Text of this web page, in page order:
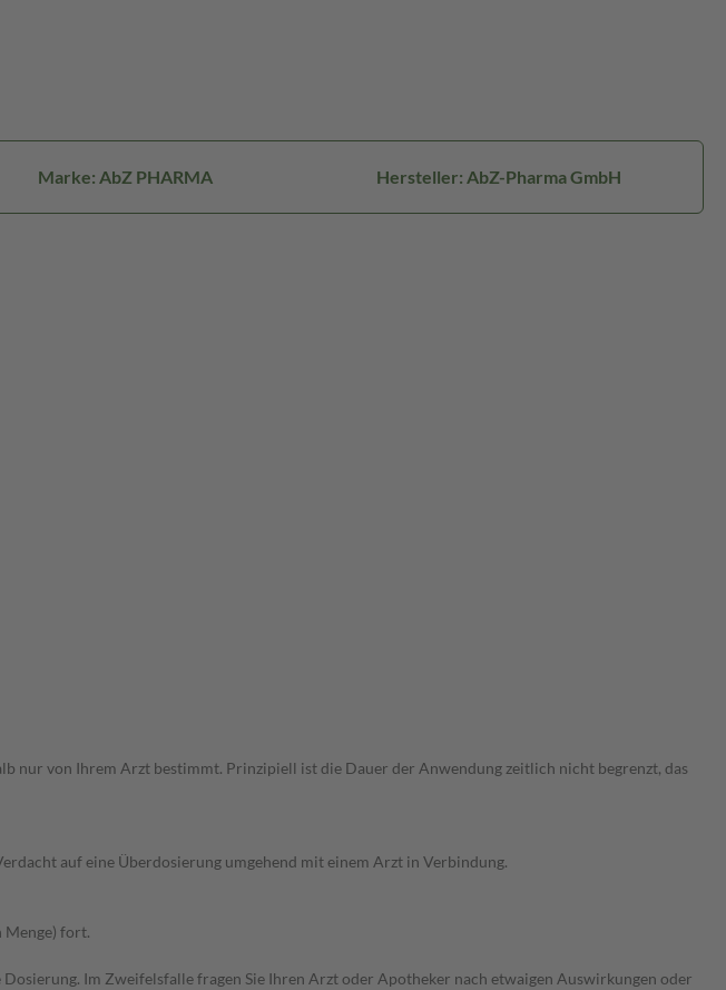
Marke: AbZ PHARMA Hersteller: AbZ-Pharma GmbH
nur von Ihrem Arzt bestimmt. Prinzipiell ist die Dauer der Anwendung zeitlich nicht begrenzt, das
auf eine Überdosierung umgehend mit einem Arzt in Verbindung.
Menge) fort.
Im Zweifelsfalle fragen Sie Ihren Arzt oder Apotheker nach etwaigen Auswirkungen oder